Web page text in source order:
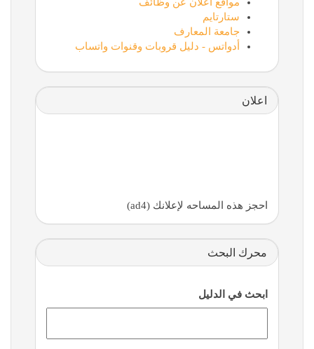
ستارتايم
جامعة المعارف
أدواتس - دليل قروبات وقنوات واتساب
اعلان
احجز هذه المساحه لإعلانك (ad4)
محرك البحث
ابحث في الدليل